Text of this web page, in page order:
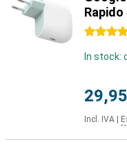
Rapido
4.5 stelle
In stock:
Incl. IVA